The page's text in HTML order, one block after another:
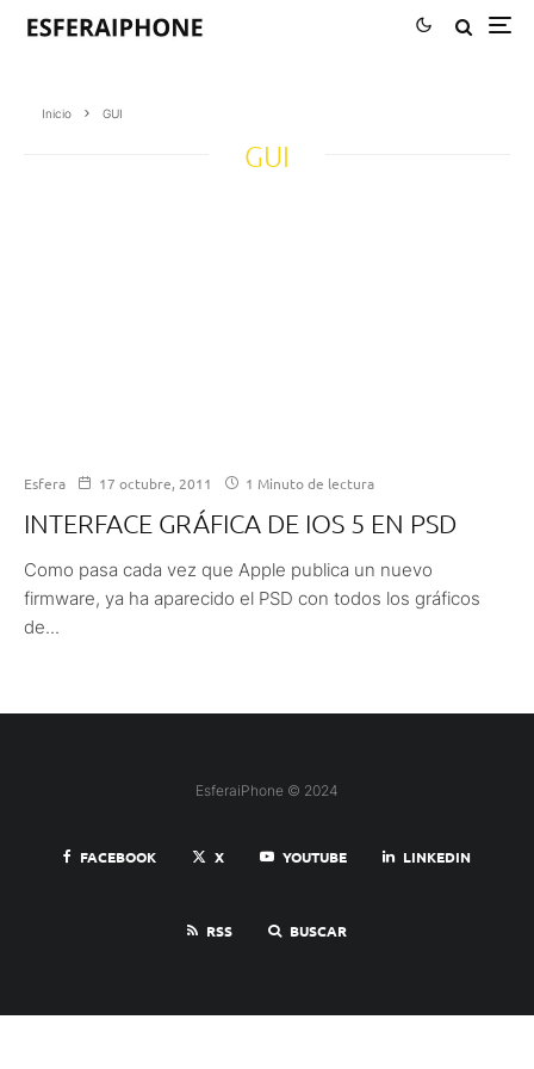
Inicio GUI
GUI
Esfera 17 octubre, 2011 1 Minuto de lectura
INTERFACE GRÁFICA DE IOS 5 EN PSD
Como pasa cada vez que Apple publica un nuevo
firmware, ya ha aparecido el PSD con todos los gráficos
de...
EsferaiPhone © 2024
FACEBOOK X YOUTUBE LINKEDIN
RSS BUSCAR